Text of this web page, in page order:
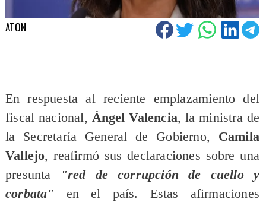
ATON
​En respuesta al reciente emplazamiento del
fiscal nacional, Ángel Valencia, la ministra de
la Secretaría General de Gobierno, Camila
Vallejo, reafirmó sus declaraciones sobre una
presunta
"red de corrupción de cuello y
corbata" en el país. Estas afirmaciones